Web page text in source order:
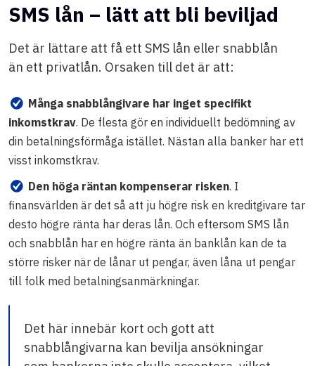
SMS lån – lätt att bli beviljad
Det är lättare att få ett SMS lån eller snabblån
än ett privatlån. Orsaken till det är att:
Många snabblångivare har inget specifikt
inkomstkrav. De flesta gör en individuellt bedömning av
din betalningsförmåga istället. Nästan alla banker har ett
visst inkomstkrav.
Den höga räntan kompenserar risken. I
finansvärlden är det så att ju högre risk en kreditgivare tar
desto högre ränta har deras lån. Och eftersom SMS lån
och snabblån har en högre ränta än banklån kan de ta
större risker när de lånar ut pengar, även låna ut pengar
till folk med betalningsanmärkningar.
Det här innebär kort och gott att
snabblångivarna kan bevilja ansökningar